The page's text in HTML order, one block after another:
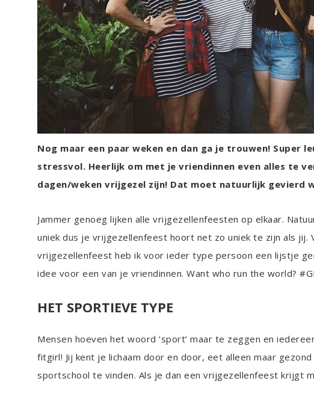
Nog maar een paar weken en dan ga je trouwen! Super
stressvol. Heerlijk om met je vriendinnen even alles te
dagen/weken vrijgezel zijn! Dat moet natuurlijk gevierd
Jammer genoeg lijken alle vrijgezellenfeesten op elkaar.
uniek dus je vrijgezellenfeest hoort net zo uniek te zijn als jij.
vrijgezellenfeest heb ik voor ieder type persoon een lijstje
idee voor een van je vriendinnen. Want who run the world?
HET SPORTIEVE TYPE
Mensen hoeven het woord ‘sport’ maar te zeggen en
fitgirl! Jij kent je lichaam door en door, eet alleen maar
sportschool te vinden. Als je dan een vrijgezellenfeest krijgt